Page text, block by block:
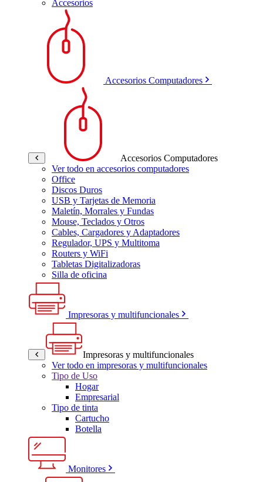
Accesorios
Accesorios Computadores
Accesorios Computadores
Ver todo en accesorios computadores
Office
Discos Duros
USB y Tarjetas de Memoria
Maletín, Morrales y Fundas
Mouse, Teclados y Otros
Cables, Cargadores y Adaptadores
Regulador, UPS y Multitoma
Routers y WiFi
Tabletas Digitalizadoras
Silla de oficina
Impresoras y multifuncionales
Impresoras y multifuncionales
Ver todo en impresoras y multifuncionales
Tipo de Uso
Hogar
Empresarial
Tipo de tinta
Cartucho
Botella
Monitores